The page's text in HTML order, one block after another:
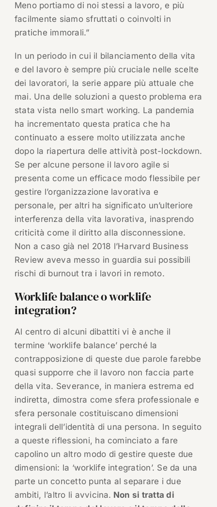
Meno portiamo di noi stessi a lavoro, e più
facilmente siamo sfruttati o coinvolti in
pratiche immorali.”
In un periodo in cui il bilanciamento della vita
e del lavoro è sempre più cruciale nelle scelte
dei lavoratori, la serie appare più attuale che
mai. Una delle soluzioni a questo problema era
stata vista nello smart working. La pandemia
ha incrementato questa pratica che ha
continuato a essere molto utilizzata anche
dopo la riapertura delle attività post-lockdown.
Se per alcune persone il lavoro agile si
presenta come un efficace modo flessibile per
gestire l’organizzazione lavorativa e
personale, per altri ha significato un’ulteriore
interferenza della vita lavorativa, inasprendo
criticità come il diritto alla disconnessione.
Non a caso già nel 2018 l’Harvard Business
Review aveva messo in guardia sui possibili
rischi di burnout tra i lavori in remoto.
Worklife balance o worklife
integration?
Al centro di alcuni dibattiti vi è anche il
termine ‘worklife balance’ perché la
contrapposizione di queste due parole farebbe
quasi supporre che il lavoro non faccia parte
della vita. Severance, in maniera estrema ed
indiretta, dimostra come sfera professionale e
sfera personale costituiscano dimensioni
integrali dell’identità di una persona. In seguito
a queste riflessioni, ha cominciato a fare
capolino un altro modo di gestire queste due
dimensioni: la ‘worklife integration’. Se da una
parte un concetto punta al separare i due
ambiti, l’altro li avvicina. Non si tratta di